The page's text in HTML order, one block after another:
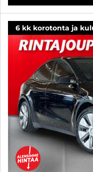
6 kk korotonta ja